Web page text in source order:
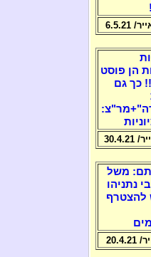
הן פוסט
כך גם
משל
נתניהו
להצטרף